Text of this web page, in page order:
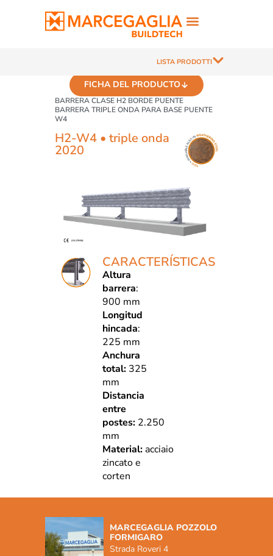
LISTA PRODOTTI
BARRERA CLASE H2 BORDE PUENTE
BARRERA TRIPLE ONDA PARA BASE PUENTE
W4
FICHA DEL PRODUCTO
H2-W4 • triple onda
2020
CARACTERÍSTICAS
Altura
barrera:
900 mm
Longitud
hincada:
225 mm
Anchura
total: 325
mm
Distancia
entre
postes: 2.250
mm
Material:acciaio
zincato e
corten
MARCEGAGLIA POZZOLO
FORMIGARO
Strada Roveri 4